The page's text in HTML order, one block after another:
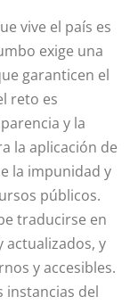
vive el país es
exige una
garanticen el
reto es
y la
la aplicación de
la impunidad y
públicos.
traducirse en
actualizados, y
y accesibles.
instancias del